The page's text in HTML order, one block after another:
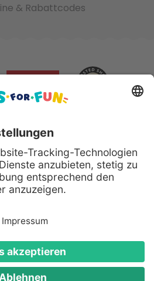
& Rabattcodes
bezahlen mit:
und Logos sind eingetragene
der jeweiligen Hersteller.
Toys for Fun GmbH - Alle
vorbehalten